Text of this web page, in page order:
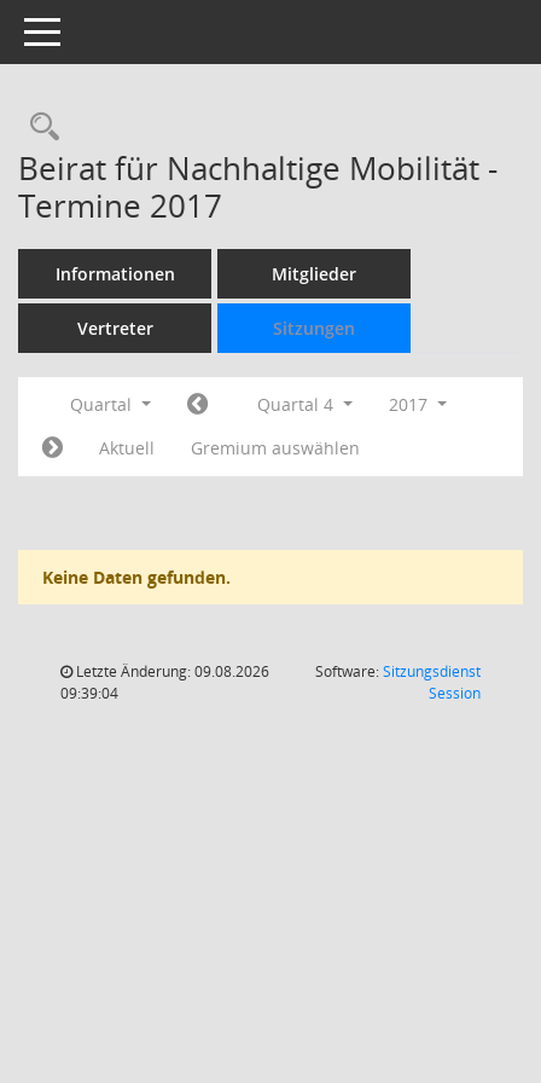
Toggle navigation
Rechercheauswahl
Beirat für Nachhaltige Mobilität -
Termine 2017
Informationen Mitglieder
Vertreter Sitzungen
Quartal Quartal 4
2017
Aktuell
Gremium auswählen
Keine Daten gefunden.
Letzte Änderung: 09.08.2026
09:39:04
Software:Sitzungsdienst
Session(Wird in